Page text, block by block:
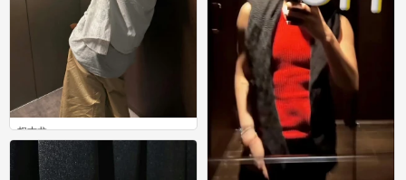
权志龙